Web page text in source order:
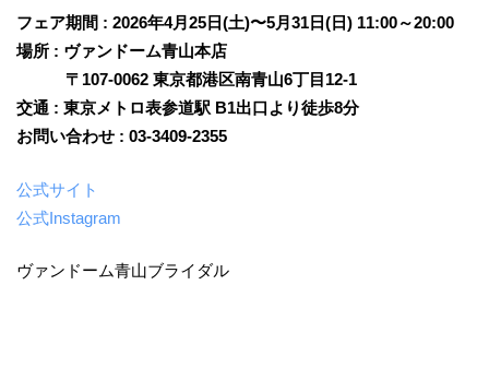
フェア期間 : 2026年4月25日(土)〜5月31日(日) 11:00～20:00
場所 : ヴァンドーム青山本店
〒107-0062 東京都港区南青山6丁目12-1
交通 : 東京メトロ表参道駅 B1出口より徒歩8分
お問い合わせ : 03-3409-2355
公式サイト
公式Instagram
ヴァンドーム青山ブライダル